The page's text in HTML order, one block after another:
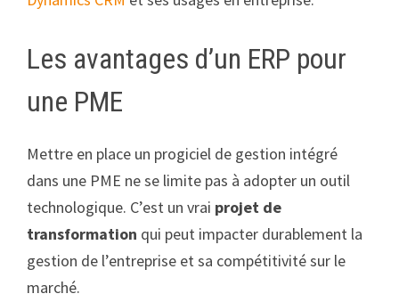
Les avantages d’un ERP pour
une PME
Mettre en place un progiciel de gestion intégré
dans une PME ne se limite pas à adopter un outil
technologique. C’est un vrai projet de
transformation qui peut impacter durablement la
gestion de l’entreprise et sa compétitivité sur le
marché.